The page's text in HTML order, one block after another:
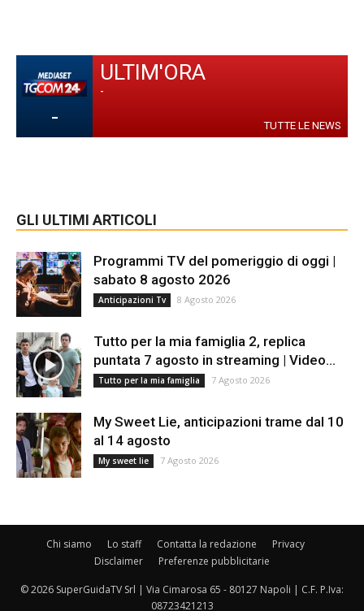
-
ULTIM'ORA
-
TUTTE LE NEWS
GLI ULTIMI ARTICOLI
Programmi TV del pomeriggio di oggi |
sabato 8 agosto 2026
Anticipazioni Tv 8 Agosto 2026
Tutto per la mia famiglia 2, replica
puntata 7 agosto in streaming | Video...
Tutto per la mia famiglia 7 Agosto 2026
My Sweet Lie, anticipazioni trame dal 10
al 14 agosto
My sweet lie 7 Agosto 2026
Chi siamo Lo staff Contatta la redazione
Privacy
Disclaimer
Preferenze pubblicitarie
© 2026 SuperGuidaTV Srl | Via Cimarosa 65 - 80127 Napoli | C.F. P.Iva:
08723421213